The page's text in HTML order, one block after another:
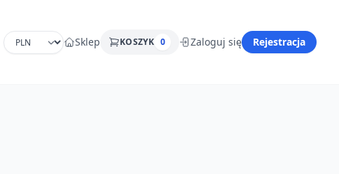
Sklep KOSZYK 0 Zaloguj się Rejestracja